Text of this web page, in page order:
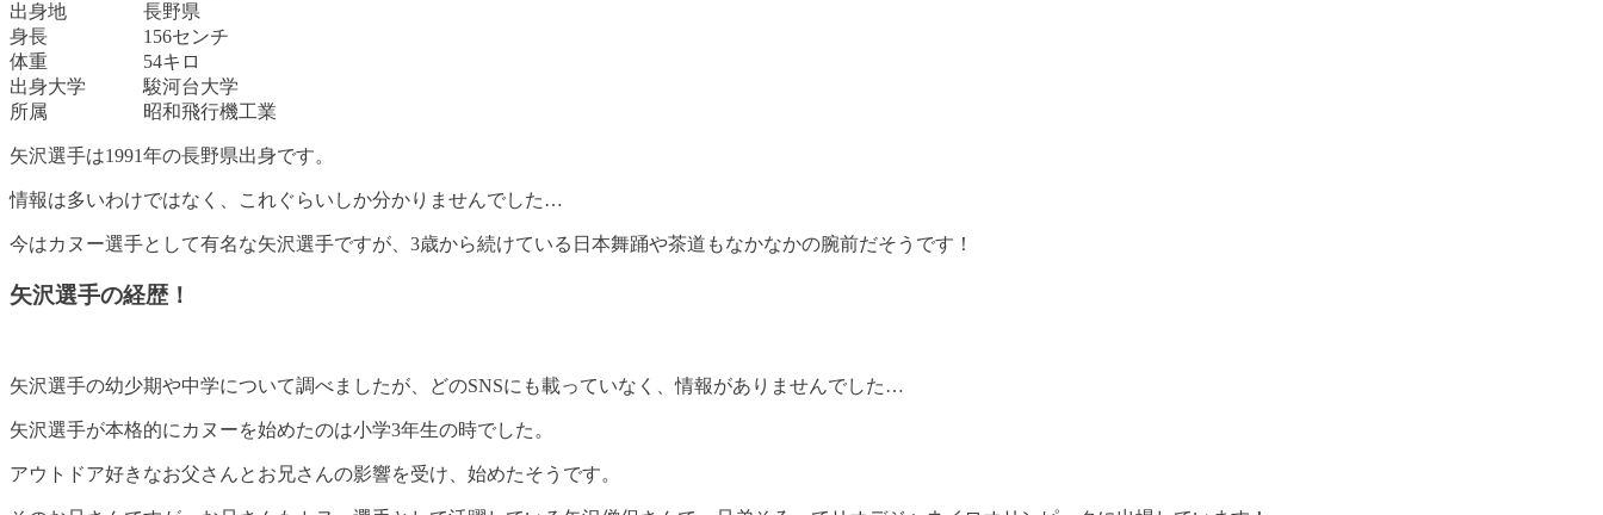
出身地 長野県
身長 156センチ
体重 54キロ
出身大学 駿河台大学
所属 昭和飛行機工業
矢沢選手は1991年の長野県出身です。
情報は多いわけではなく、これぐらいしか分かりませんでした…
今はカヌー選手として有名な矢沢選手ですが、3歳から続けている日本舞踊や茶道もなかなかの腕前だそうです！
矢沢選手の経歴！
矢沢選手の幼少期や中学について調べましたが、どのSNSにも載っていなく、情報がありませんでした…
矢沢選手が本格的にカヌーを始めたのは小学3年生の時でした 。
アウトドア好きなお父さんとお兄さんの影響を受け、始めたそうです。